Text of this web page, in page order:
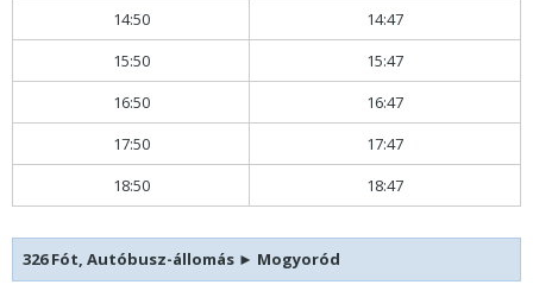
14:50
14:47
15:50
15:47
16:50
16:47
17:50
17:47
18:50
18:47
326 Fót, Autóbusz-állomás ► Mogyoród